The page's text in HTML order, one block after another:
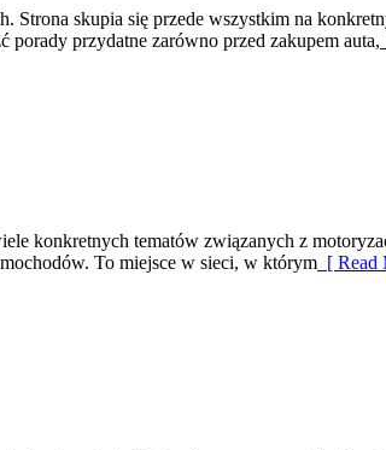
Strona skupia się przede wszystkim na
przydatne zarówno przed zakupem auta,
konkretnych tematów związanych z
To miejsce w sieci, w którym [ Read